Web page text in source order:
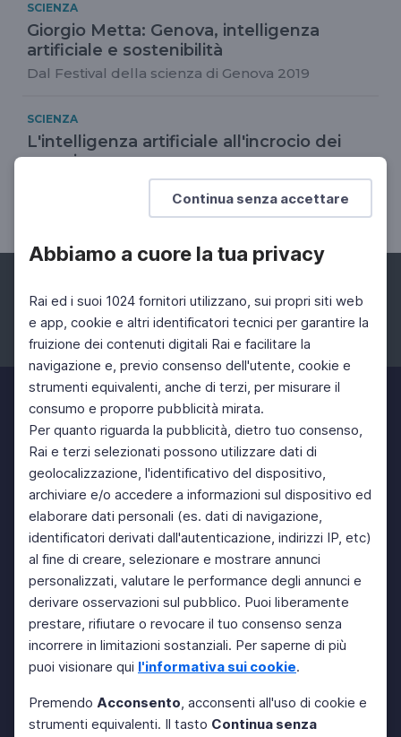
Continua senza accettare
Abbiamo a cuore la tua privacy
Rai ed i suoi 1024 fornitori utilizzano, sui propri siti web
e app, cookie e altri identificatori tecnici per garantire la
fruizione dei contenuti digitali Rai e facilitare la
navigazione e, previo consenso dell'utente, cookie e
strumenti equivalenti, anche di terzi, per misurare il
consumo e proporre pubblicità mirata.
Per quanto riguarda la pubblicità, dietro tuo consenso,
Rai e terzi selezionati possono utilizzare dati di
geolocalizzazione, l'identificativo del dispositivo,
archiviare e/o accedere a informazioni sul dispositivo ed
elaborare dati personali (es. dati di navigazione,
identificatori derivati dall'autenticazione, indirizzi IP, etc)
al fine di creare, selezionare e mostrare annunci
personalizzati, valutare le performance degli annunci e
derivare osservazioni sul pubblico. Puoi liberamente
prestare, rifiutare o revocare il tuo consenso senza
incorrere in limitazioni sostanziali. Per saperne di più
puoi visionare qui l'informativa sui cookie.
Premendo Acconsento, acconsenti all'uso di cookie e
strumenti equivalenti. Il tasto Continua senza
SCIENZA
Giorgio Metta: Genova, intelligenza
artificiale e sostenibilità
Dal Festival della scienza di Genova 2019
SCIENZA
L'intelligenza artificiale all'incrocio dei
saperi
Il convegno organizzato dalla Fondazione Roma
Facebook Instagram Twitter